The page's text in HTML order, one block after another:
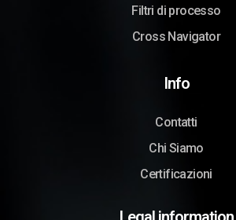
Filtri di processo
Cross Navigator
Info
Contatti
Chi Siamo
Certificazioni